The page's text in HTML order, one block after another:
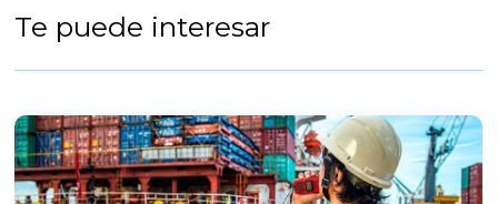
Te puede interesar